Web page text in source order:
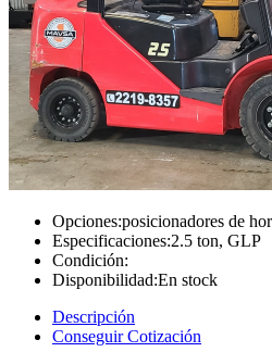
Opciones:posicionadores de
Especificaciones:2.5 ton, GLP
Condición:
Disponibilidad:En stock
Descripción
Conseguir Cotización